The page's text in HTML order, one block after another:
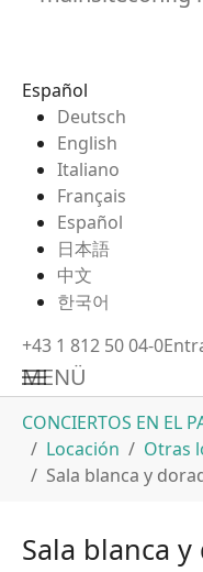
Español
Deutsch
English
Italiano
Français
Español
日本語
中文
한국어
+43 1 812 50 04-0
MENÜ
CONCIERTOS EN EL
Locación
Otras
Sala blanca y
Sala blanca y